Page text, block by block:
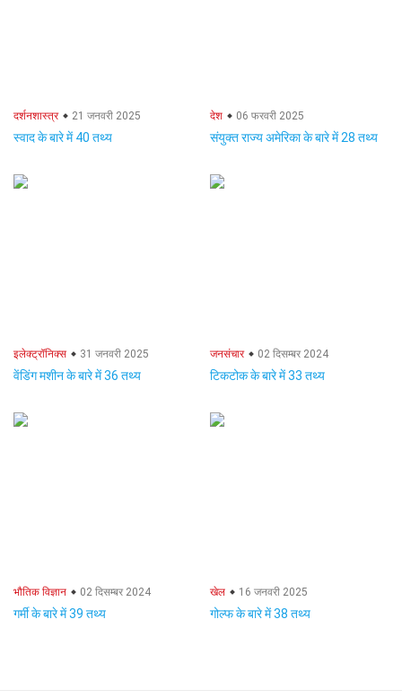
दर्शनशास्त्र 21 जनवरी 2025
स्वाद के बारे में 40 तथ्य
देश 06 फरवरी 2025
संयुक्त राज्य अमेरिका के बारे में 28 तथ्य
इलेक्ट्रॉनिक्स 31 जनवरी 2025
वेंडिंग मशीन के बारे में 36 तथ्य
जनसंचार 02 दिसम्बर 2024
टिकटोक के बारे में 33 तथ्य
भौतिक विज्ञान 02 दिसम्बर 2024
गर्मी के बारे में 39 तथ्य
खेल 16 जनवरी 2025
गोल्फ के बारे में 38 तथ्य